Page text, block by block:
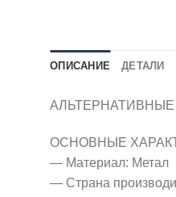
ОПИСАНИЕ ДЕТАЛИ
АЛЬТЕРНАТИВНЫЕ
ОСНОВНЫЕ
— Материал: Метал
— Страна